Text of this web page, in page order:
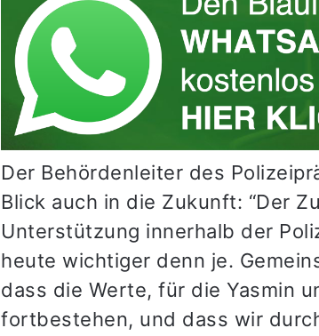
Der Behördenleiter des
Blick auch in die Zukunft: “Der
Unterstützung innerhalb der
heute wichtiger denn je.
dass die Werte, für die Yasmin
fortbestehen, und dass wir